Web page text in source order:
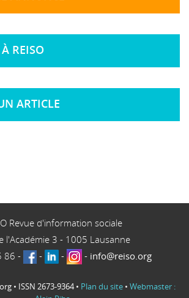
REISO
ARTICLE
Revue d'information sociale
l'Académie 3 - 1005 Lausanne
86 - - - - info@reiso.org
• ISSN 2673-9364 • Plan du site • Webmaster :